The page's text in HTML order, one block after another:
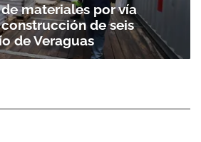
materiales por vía
de seis
de Veraguas